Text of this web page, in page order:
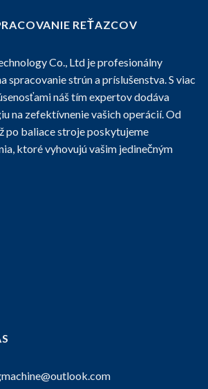
REŤAZCOV
Co., Ltd je profesionálny
spracovanie strún a príslušenstva. S viac
náš tím expertov dodáva
na zefektívnenie vašich operácií. Od
po baliace stroje poskytujeme
ktoré vyhovujú vašim jedinečným